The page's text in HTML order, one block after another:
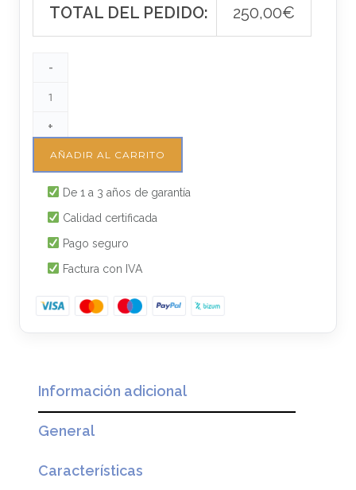
TOTAL DEL PEDIDO: 250,00€
-
+
AÑADIR AL CARRITO
De 1 a 3 años de garantía
Calidad certificada
Pago seguro
Factura con IVA
Información adicional
General
Características